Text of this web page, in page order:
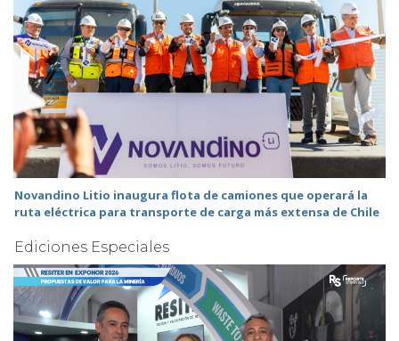
Novandino Litio inaugura flota de camiones que operará la
ruta eléctrica para transporte de carga más extensa de Chile
Ediciones Especiales